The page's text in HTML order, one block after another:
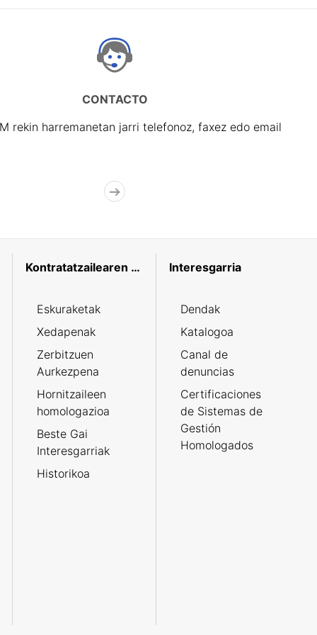
CONTACTO
rekin harremanetan jarri telefonoz, faxez edo email
Kontratatzailearen profila
Eskuraketak
Xedapenak
Zerbitzuen
Aurkezpena
Hornitzaileen
homologazioa
Beste Gai
Interesgarriak
Historikoa
Interesgarria
Dendak
Katalogoa
Canal de
denuncias
Certificaciones
de Sistemas de
Gestión
Homologados